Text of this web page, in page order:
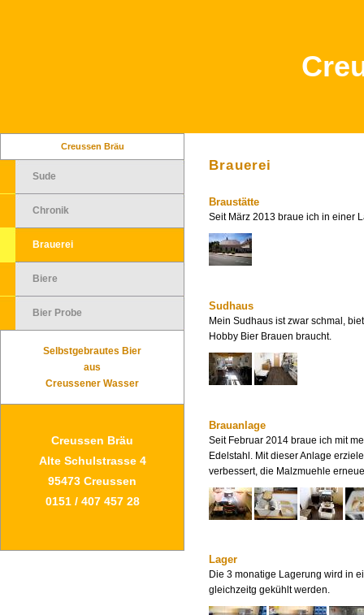
Brauerei
Braustätte
Seit März 2013 braue ich in einer
Sudhaus
Mein Sudhaus ist zwar schmal,
Hobby Bier Brauen braucht.
Brauanlage
Seit Februar 2014 braue ich mit
Edelstahl. Mit dieser Anlage
verbessert, die Malzmuehle
Lager
Die 3 monatige Lagerung wird in
gleichzeitg gekühlt werden.
Creussen Bräu
Sude
Chronik
Brauerei
Biere
Bier Probe
Selbstgebrautes Bier
aus
Creussener Wasser
Creussen Bräu
Alte Schulstrasse 4
95473 Creussen
0151 / 407 457 28